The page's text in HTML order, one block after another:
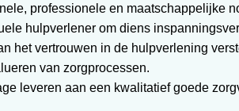
professionele en maatschappelijke
hulpverlener om diens
het vertrouwen in de hulpverlening
van zorgprocessen.
leveren aan een kwalitatief goede